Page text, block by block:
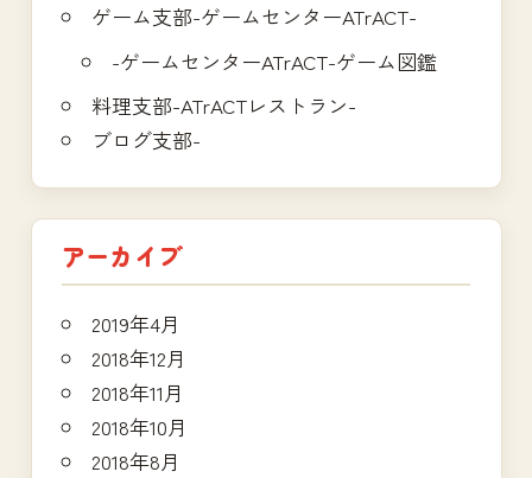
ゲーム支部-ゲームセンターATrACT-
-ゲームセンターATrACT-ゲーム図鑑
料理支部-ATrACTレストラン-
ブログ支部-
アーカイブ
2019年4月
2018年12月
2018年11月
2018年10月
2018年8月